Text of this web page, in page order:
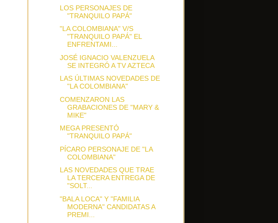
LOS PERSONAJES DE
"TRANQUILO PAPÁ"
"LA COLOMBIANA" V/S
"TRANQUILO PAPÁ" EL
ENFRENTAMI...
JOSÉ IGNACIO VALENZUELA
SE INTEGRÓ A TV AZTECA
LAS ÚLTIMAS NOVEDADES DE
"LA COLOMBIANA"
COMENZARON LAS
GRABACIONES DE "MARY &
MIKE"
MEGA PRESENTÓ
"TRANQUILO PAPÁ"
PÍCARO PERSONAJE DE "LA
COLOMBIANA"
LAS NOVEDADES QUE TRAE
LA TERCERA ENTREGA DE
"SOLT...
"BALA LOCA" Y "FAMILIA
MODERNA" CANDIDATAS A
PREMI...